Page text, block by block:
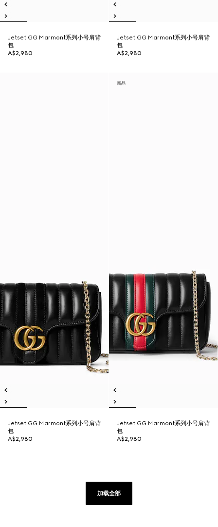
Jetset GG Marmont系列小号肩背
包
A$2,980
Jetset GG Marmont系列小号肩背
包
A$2,980
Jetset GG Marmont系列小号肩背
包
A$2,980
新品
Jetset GG Marmont系列小号肩背
包
A$2,980
加载全部